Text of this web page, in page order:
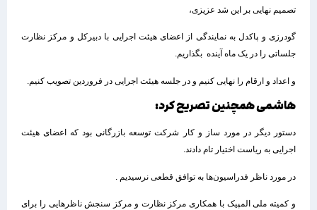
تصمیم نهایی بر این شد عزیزی،
گودرزی و پاکدل به نمایندگی از اعضای هیئت اجرایی با دبیرکل و مرکز نظارت
جلساتی را در یک ماه آینده بگذاریم.
و اعداد و ارقام را نهایی کنیم و در جلسه هیئت اجرایی در فروردین تصویب کنیم.
هاشمی همچنین تصریح کرد:
دستور دیگر در مورد ساز و کار شرکت توسعه بازرگانی بود که اعضای هیئت
اجرایی به ریاست اختیار تام دادند.
در مورد ناظر فدراسیون‌ها به توافق قطعی نرسیدیم .
و کمیته ملی المپیک با همکاری مرکز نظارت و مرکز سنجش ناظرهایی را برای